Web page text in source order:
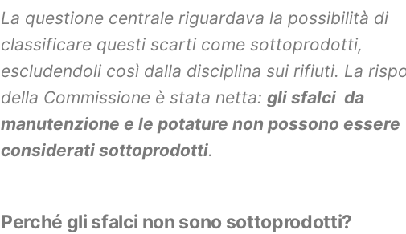
La questione centrale riguardava la possibilità di
classificare questi scarti come sottoprodotti,
escludendoli così dalla disciplina sui rifiuti. La
della Commissione è stata netta: gli sfalci da
manutenzione e le potature non possono essere
considerati sottoprodotti.
Perché gli sfalci non sono sottoprodotti?